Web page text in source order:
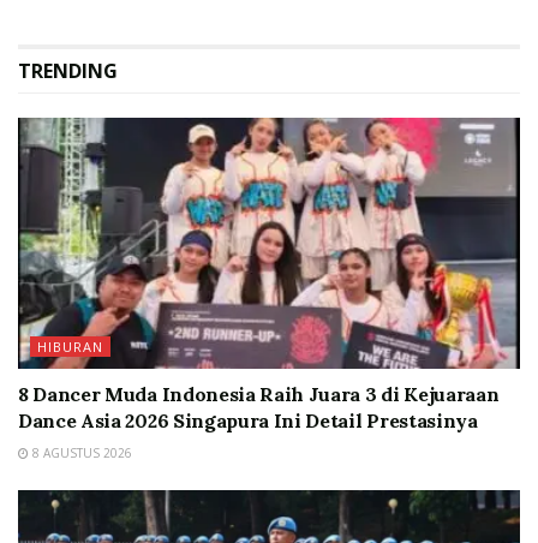
TRENDING
HIBURAN
8 Dancer Muda Indonesia Raih Juara 3 di Kejuaraan
Dance Asia 2026 Singapura Ini Detail Prestasinya
8 AGUSTUS 2026